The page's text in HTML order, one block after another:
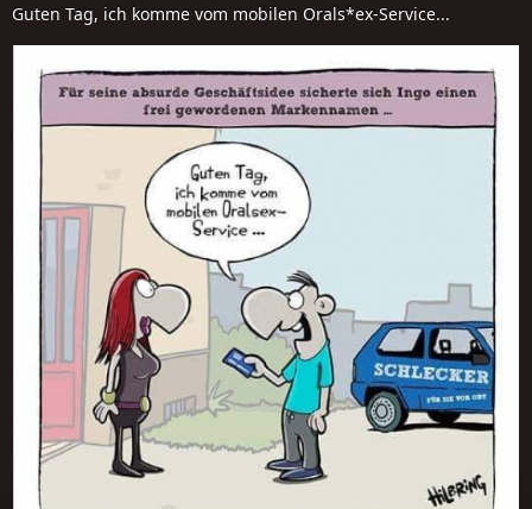
Guten Tag, ich komme vom mobilen Orals*ex-Service...